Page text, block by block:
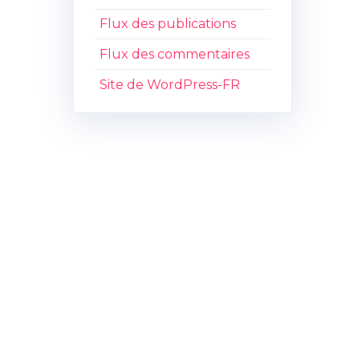
Flux des publications
Flux des commentaires
Site de WordPress-FR